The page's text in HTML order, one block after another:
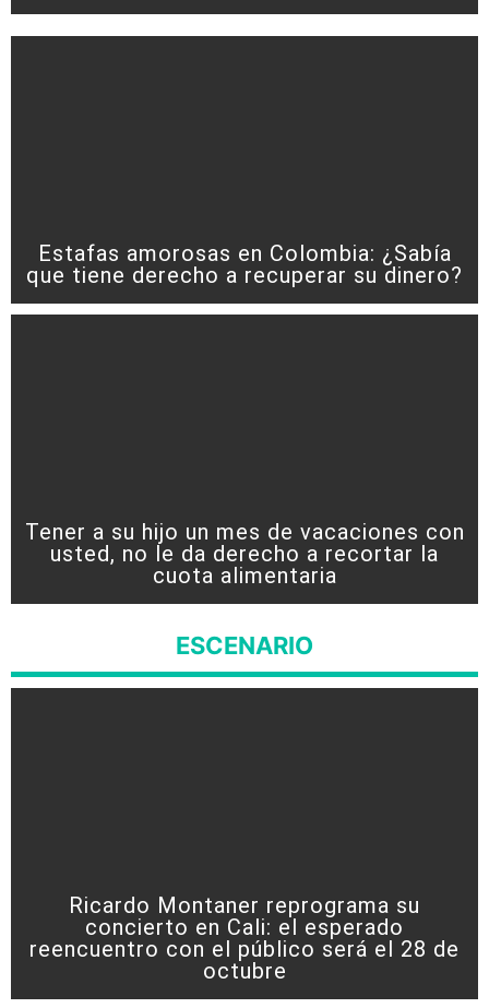
Estafas amorosas en Colombia: ¿Sabía
que tiene derecho a recuperar su dinero?
Tener a su hijo un mes de vacaciones con
usted, no le da derecho a recortar la
cuota alimentaria
ESCENARIO
Ricardo Montaner reprograma su
concierto en Cali: el esperado
reencuentro con el público será el 28 de
octubre